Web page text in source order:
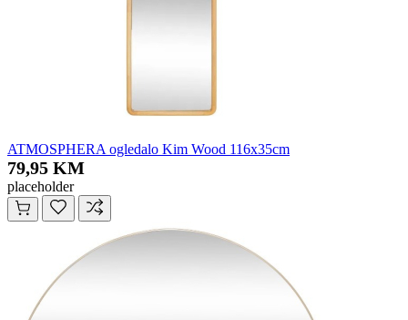
ATMOSPHERA ogledalo Kim Wood 116x35cm
79,95 KM
placeholder